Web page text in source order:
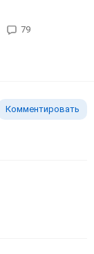
79
Комментировать